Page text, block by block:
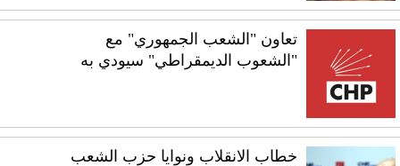
تعاون "الشعب الجمهوري" مع
"الشعوب الديمقراطي" سيودي به
خطاب الانقلاب ونوايا حزب الشعب